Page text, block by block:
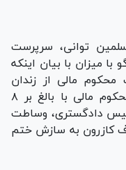
توانی، سرپرست
میزان با بیان اینکه
مالی از زندان
رهایی یافت، اظهار داشت: پرونده محکوم مالی با بالغ بر ۸
حضور رئیس دادگستری، وساطت
کازرون به سازش ختم